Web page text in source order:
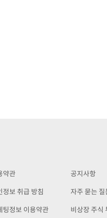
약관
정보 취급 방침
팅정보 이용약관
공지사항
자주 묻는 질
비상장 주식